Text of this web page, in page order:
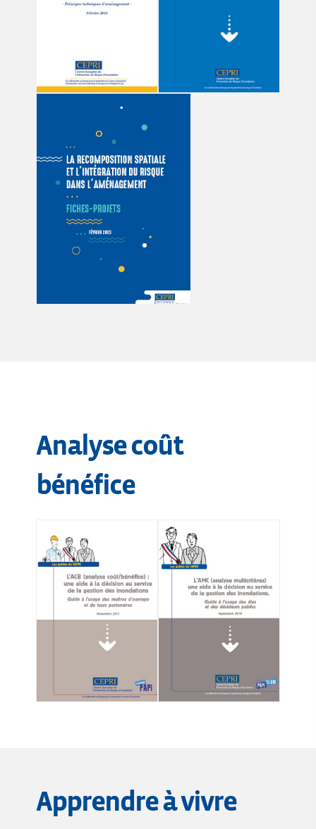
Analyse coût
bénéfice
Apprendre à vivre